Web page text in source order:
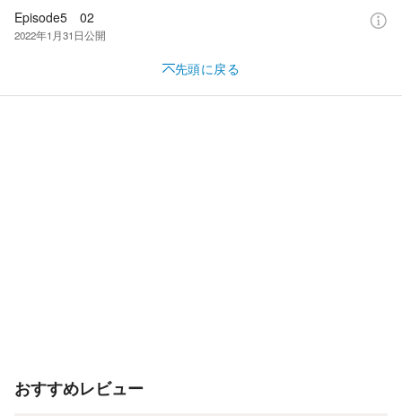
Episode5 02
2022年1月31日公開
先頭に戻る
おすすめレビュー